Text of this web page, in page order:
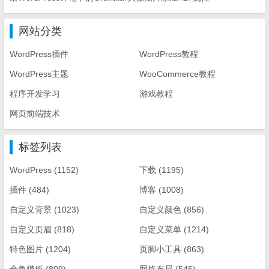
网站分类
WordPress插件 WordPress教程
WordPress主题 WooCommerce教程
程序开发学习 游戏教程
网页前端技术
标签列表
WordPress (1152) 下载 (1195)
插件 (484) 博客 (1008)
自定义背景 (1023) 自定义颜色 (856)
自定义页眉 (818) 自定义菜单 (1214)
特色图片 (1204) 页脚小工具 (863)